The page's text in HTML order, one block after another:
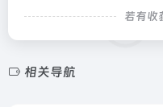
若有收
相关导航